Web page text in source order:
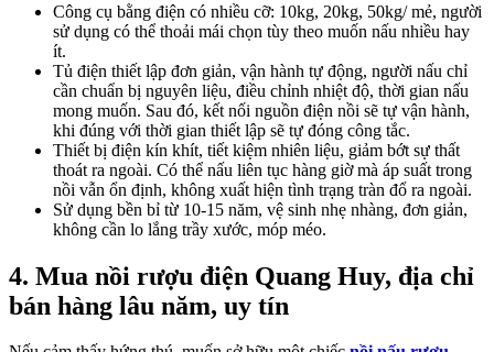
Công cụ bằng điện có nhiều cỡ: 10kg, 20kg, 50kg/ mẻ, người
sử dụng có thể thoải mái chọn tùy theo muốn nấu nhiều hay
ít.
Tủ điện thiết lập đơn giản, vận hành tự động, người nấu chỉ
cần chuẩn bị nguyên liệu, điều chỉnh nhiệt độ, thời gian nấu
mong muốn. Sau đó, kết nối nguồn điện nồi sẽ tự vận hành,
khi đúng với thời gian thiết lập sẽ tự đóng công tắc.
Thiết bị điện kín khít, tiết kiệm nhiên liệu, giảm bớt sự thất
thoát ra ngoài. Có thể nấu liên tục hàng giờ mà áp suất trong
nồi vẫn ổn định, không xuất hiện tình trạng tràn đổ ra ngoài.
Sử dụng bền bỉ từ 10-15 năm, vệ sinh nhẹ nhàng, đơn giản,
không cần lo lắng trầy xước, móp méo.
4. Mua nồi rượu điện Quang Huy, địa chỉ
bán hàng lâu năm, uy tín